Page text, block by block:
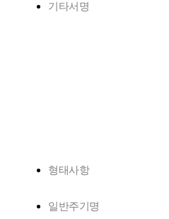
기타서명
형태사항
일반주기명